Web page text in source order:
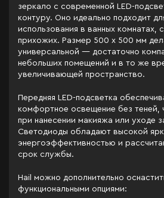
зеркало с современной LED-
контуру. Оно идеально подходит
использования в ванных комнатах,
прихожих. Размер 500 x 500 мм
универсальной — достаточно
небольших помещений и в то же
увеличивающей пространство.
Передняя LED-подсветка
комфортное освещение без теней,
при нанесении макияжа или уходе
Светодиоды обладают высокой
энергоэффективностью и
срок службы.
Hail можно дополнительно
функциональными опциями: